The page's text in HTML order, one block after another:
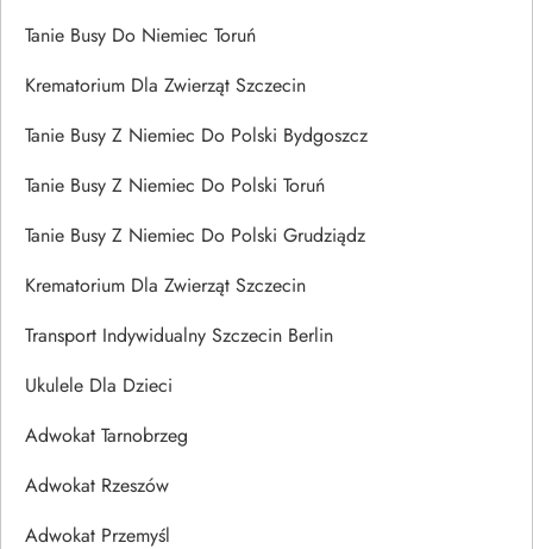
Tanie Busy Do Niemiec Toruń
Krematorium Dla Zwierząt Szczecin
Tanie Busy Z Niemiec Do Polski Bydgoszcz
Tanie Busy Z Niemiec Do Polski Toruń
Tanie Busy Z Niemiec Do Polski Grudziądz
Krematorium Dla Zwierząt Szczecin
Transport Indywidualny Szczecin Berlin
Ukulele Dla Dzieci
Adwokat Tarnobrzeg
Adwokat Rzeszów
Adwokat Przemyśl